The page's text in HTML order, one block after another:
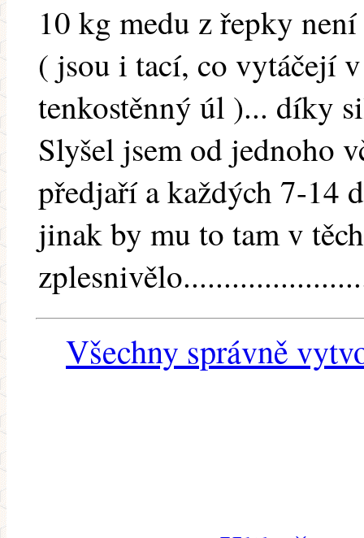
10 kg medu z řepky
( jsou i tací, co vytáčejí
tenkostěnný úl )... díky
Slyšel jsem od jednoho
předjaří a každých 7-14
jinak by mu to tam v
Všechny správně